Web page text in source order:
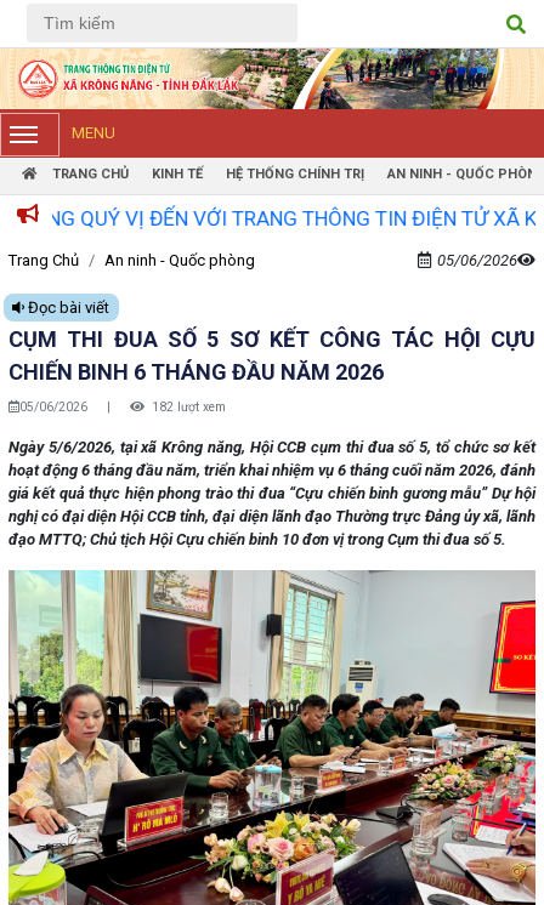
Tiếng Việt Tiếng Anh
MENU
TRANG CHỦ KINH TẾ HỆ THỐNG CHÍNH TRỊ AN NINH - QUỐC
VỊ ĐẾN VỚI TRANG THÔNG TIN ĐIỆN TỬ XÃ KRÔNG
Trang Chủ An ninh - Quốc phòng 05/06/2026
Đọc bài viết
CỤM THI ĐUA SỐ 5 SƠ KẾT CÔNG TÁC HỘI CỰU
CHIẾN BINH 6 THÁNG ĐẦU NĂM 2026
05/06/2026 | 182 lượt xem
Ngày 5/6/2026, tại xã Krông năng, Hội CCB cụm thi đua số 5, tổ chức sơ kết
hoạt động 6 tháng đầu năm, triển khai nhiệm vụ 6 tháng cuối năm 2026, đánh
giá kết quả thực hiện phong trào thi đua “Cựu chiến binh gương mẫu” Dự hội
nghị có đại diện Hội CCB tỉnh, đại diện lãnh đạo Thường trực Đảng ủy xã, lãnh
đạo MTTQ; Chủ tịch Hội Cựu chiến binh 10 đơn vị trong Cụm thi đua số 5.